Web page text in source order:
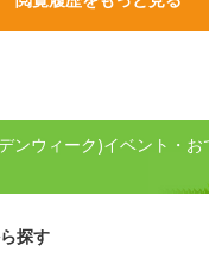
ンウィーク)イベント・
探す